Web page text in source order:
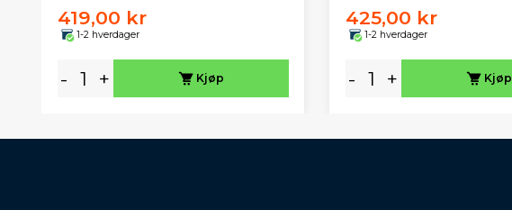
419,00 kr
1-2 hverdager
- + Kjøp
425,00 kr
1-2 hverdager
- + Kjøp